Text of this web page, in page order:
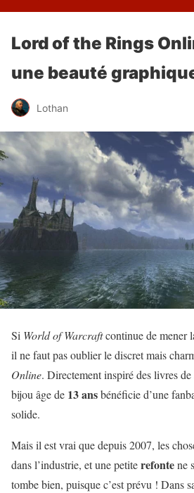
Lord of the Rings
une beauté
Lothan
Si World of Warcraftcontinue de mener
il ne faut pas oublier le discret mais
Online. Directement inspiré des livres
bijou âge de 13 ansbénéficie d’une
solide.
Mais il est vrai que depuis 2007, les
dans l’industrie, et une petiterefontene
tombe bien, puisque c’est prévu ! Dans